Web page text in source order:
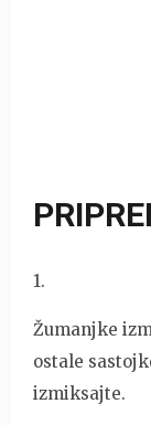
1.
Žumanjke
ostale
izmiksajte.